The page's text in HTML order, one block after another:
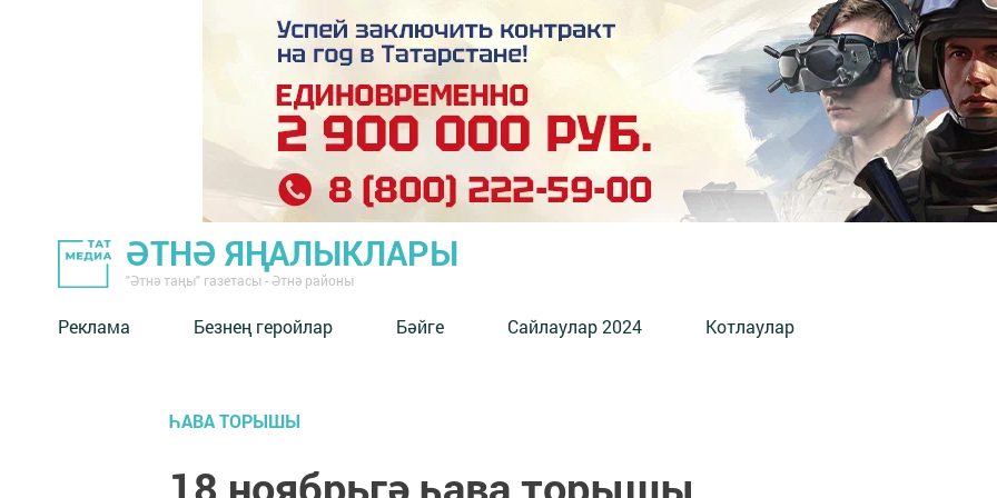
ӘТНӘ ЯҢАЛЫКЛАРЫ
"Әтнә таңы" газетасы - Әтнә районы
Реклама Безнең геройлар Бәйге Сайлаулар 2024 Котлаулар
ҺАВА ТОРЫШЫ
18 ноябрьгә һава торышы